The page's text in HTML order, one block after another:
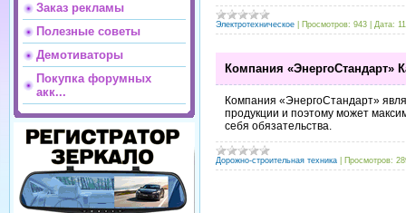
Заказ рекламы
Полезные советы
Демотиваторы
Покупка форумных
акк...
Электротехническое Просмотров: 943 Дата:
Компания «ЭнергоСтандарт»
Компания «ЭнергоСтандарт»
продукции и поэтому может
себя обязательства.
Дорожно-строительная техника Просмотров: